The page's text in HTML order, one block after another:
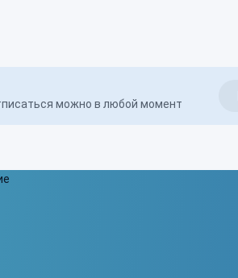
можно в любой момент